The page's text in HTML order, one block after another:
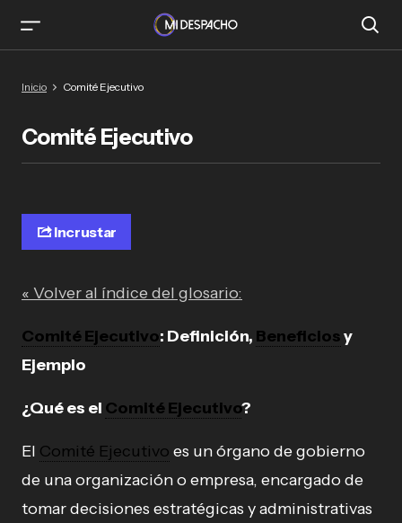
Inicio Comité Ejecutivo
Comité Ejecutivo
Incrustar
« Volver al índice del glosario:
Comité Ejecutivo: Definición, Beneficiosy
Ejemplo
¿Qué es el Comité Ejecutivo?
El Comité Ejecutivo es un órgano de gobierno
de una organización o empresa, encargado de
tomar decisiones estratégicas y administrativas